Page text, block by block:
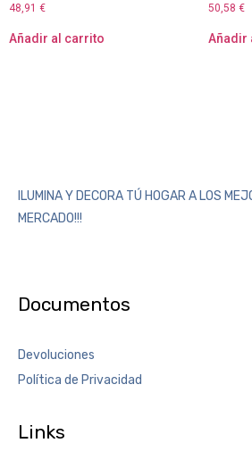
48,91 €
Añadir al carrito
50,58 €
Añadir
ILUMINA Y DECORA TÚ HOGAR A LOS
MERCADO!!!
Documentos
Devoluciones
Política de Privacidad
Links